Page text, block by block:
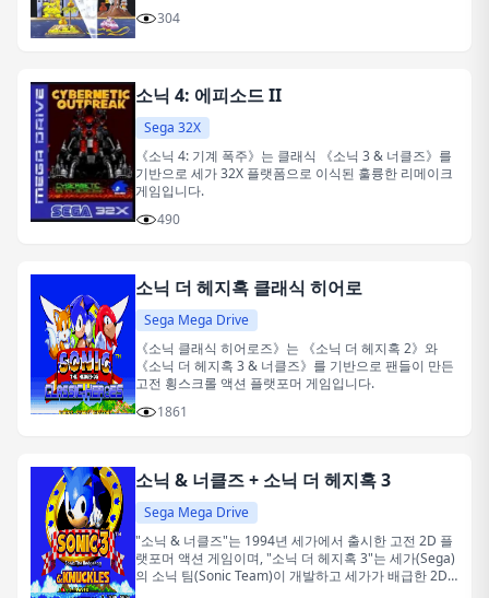
304
소닉 4: 에피소드 II
Sega 32X
《소닉 4: 기계 폭주》는 클래식 《소닉 3 & 너클즈》를
기반으로 세가 32X 플랫폼으로 이식된 훌륭한 리메이크
게임입니다.
490
소닉 더 헤지혹 클래식 히어로
Sega Mega Drive
《소닉 클래식 히어로즈》는 《소닉 더 헤지혹 2》와
《소닉 더 헤지혹 3 & 너클즈》를 기반으로 팬들이 만든
고전 횡스크롤 액션 플랫포머 게임입니다.
1861
소닉 & 너클즈 + 소닉 더 헤지혹 3
Sega Mega Drive
"소닉 & 너클즈"는 1994년 세가에서 출시한 고전 2D 플
랫포머 액션 게임이며, "소닉 더 헤지혹 3"는 세가(Sega)
의 소닉 팀(Sonic Team)이 개발하고 세가가 배급한 2D